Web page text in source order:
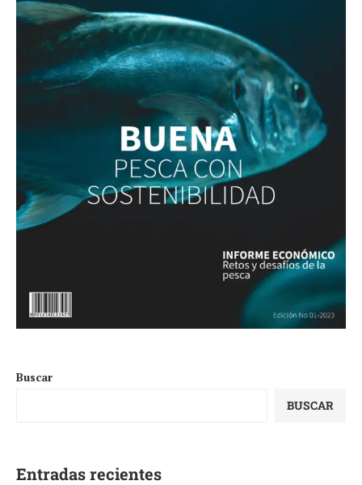
Buscar
BUSCAR
Entradas recientes